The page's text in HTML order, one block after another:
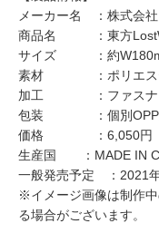
メーカー名 ：株式会
商品名 ：東方
サイズ ：約
素材 ：ポリエステ
加工 ：ファスナ
包装 ：個別OPP
価格 ：6,050円（
生産国 ：MADE IN
一般発売予定 ：2021
※イメージ画像は制作
る場合がございます。